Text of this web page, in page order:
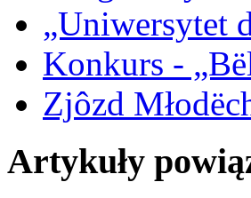
„Uniwersytet
Konkurs -
Zjôzd
Artykuły